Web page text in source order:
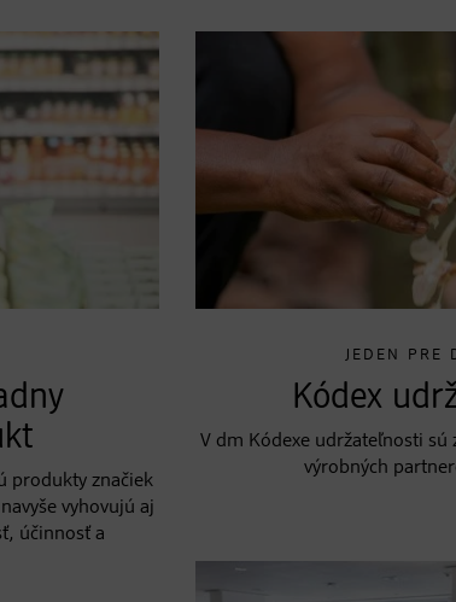
produkty značiek
vyhovujú aj
účinnosť a
JEDEN PRE
Kódex
V dm Kódexe udržateľnosti sú
výrobných